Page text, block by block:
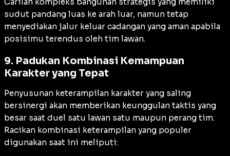
sudut pandang luas ke arah luar, namun tetap
menyediakan jalur keluar cadangan yang aman apabila
posisimu terendus oleh tim lawan.
9. Padukan Kombinasi Kemampuan
Karakter yang Tepat
Penyusunan keterampilan karakter yang saling
bersinergi akan memberikan keunggulan taktis yang
besar saat duel satu lawan satu maupun perang tim.
Racikan kombinasi keterampilan yang populer
digunakan saat ini meliputi: